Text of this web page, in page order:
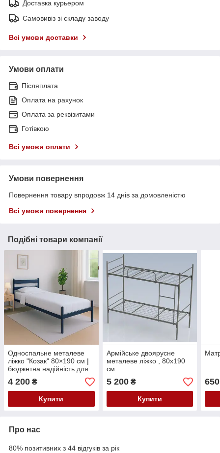
Доставка курьером
Самовивіз зі складу заводу
Всі умови доставки
Умови оплати
Післяплата
Оплата на рахунок
Оплата за реквізитами
Готівкою
Всі умови оплати
Умови повернення
Повернення товару впродовж 14 днів за домовленістю
Всі умови повернення
Подібні товари компанії
Односпальне металеве
ліжко "Козак" 80×190 см |
бюджетна надійність для
дому та готелів
4 200 ₴
Купити
Армійське двоярусне
металеве ліжко , 80х190
см.
5 200₴
Купити
650
Про нас
80% позитивних з 44 відгуків за рік